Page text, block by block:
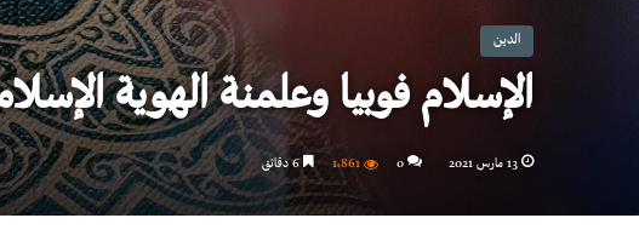
الدين
الإسلام فوبيا وعلمنة الهوية
13 مارس 2021 0 1٬861